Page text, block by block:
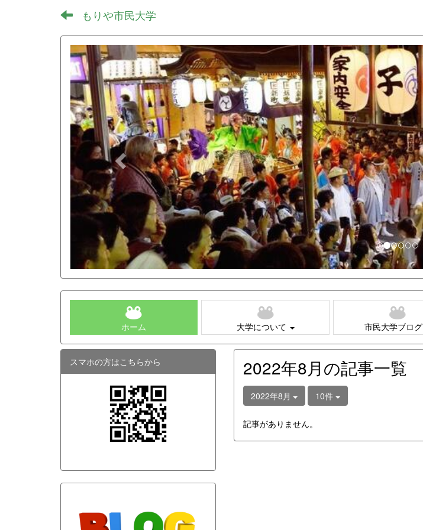
もりや市民大学
p
r
e
v
i
o
u
s
ホーム 大学について 市民大学ブログ
2022年8月の記事一覧
2022年8月 10件
記事がありません。
スマホの方はこちらから